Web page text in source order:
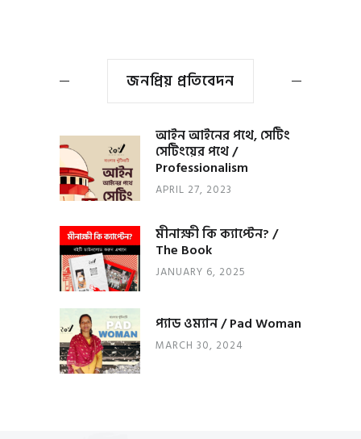
জনপ্রিয় প্রতিবেদন
আইন আইনের পথে, সেটিং
সেটিংয়ের পথে /
Professionalism
APRIL 27, 2023
মীনাক্ষী কি ক্যাপ্টেন? /
The Book
JANUARY 6, 2025
প্যাড ওম্যান / Pad Woman
MARCH 30, 2024